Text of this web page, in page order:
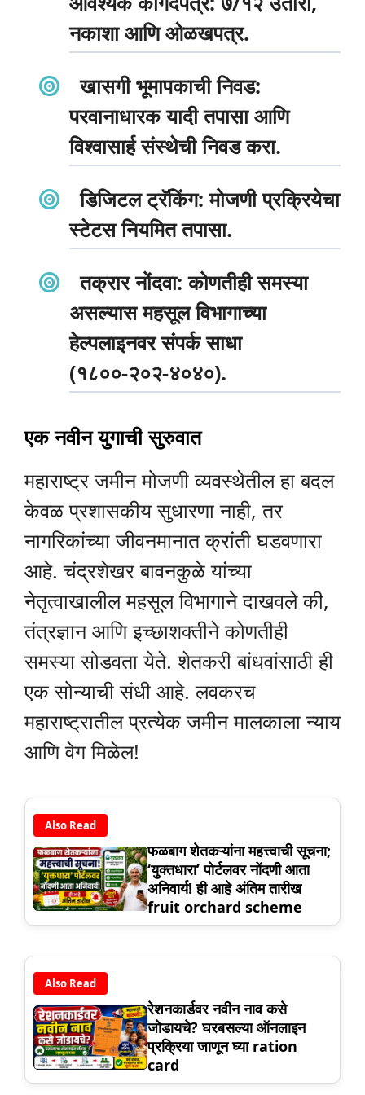
नकाशा आणि ओळखपत्र.
खासगी भूमापकाची निवड:
परवानाधारक यादी तपासा आणि
विश्वासार्ह संस्थेची निवड करा.
डिजिटल ट्रॅकिंग: मोजणी प्रक्रियेचा
स्टेटस नियमित तपासा.
तक्रार नोंदवा: कोणतीही समस्या
असल्यासमहसूल विभागाच्या
हेल्पलाइनवर संपर्क साधा
(१८००-२०२-४०४०).
एक नवीन युगाची सुरुवात
महाराष्ट्र जमीन मोजणी व्यवस्थेतील हा बदल
केवळ प्रशासकीय सुधारणा नाही, तर
नागरिकांच्या जीवनमानात क्रांती घडवणारा
आहे. चंद्रशेखर बावनकुळे यांच्या
नेतृत्वाखालील महसूल विभागाने दाखवले की,
तंत्रज्ञान आणि इच्छाशक्तीने कोणतीही
समस्या सोडवता येते. शेतकरी बांधवांसाठी ही
एक सोन्याची संधी आहे. लवकरच
महाराष्ट्रातील प्रत्येक जमीन मालकाला न्याय
आणि वेग मिळेल!
Also Read
फळबाग शेतकऱ्यांना महत्त्वाची सूचना;
‘युक्तधारा’ पोर्टलवर नोंदणी आता
अनिवार्य! ही आहे अंतिम तारीख
fruit orchard scheme
Also Read
रेशनकार्डवर नवीन नाव कसे
जोडायचे? घरबसल्या ऑनलाइन
प्रक्रिया जाणून घ्या ration
card